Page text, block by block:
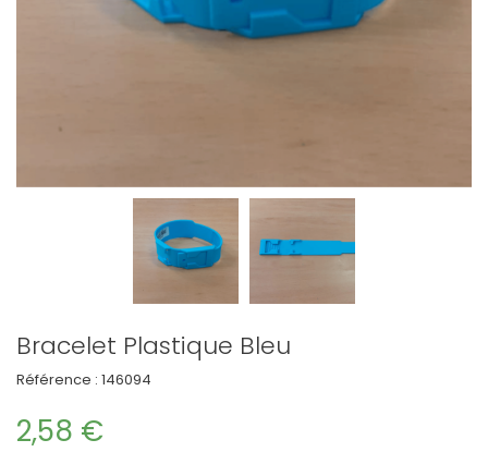
Bracelet Plastique Bleu
Référence : 146094
2,58 €